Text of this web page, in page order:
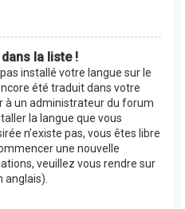
dans la liste !
installé votre langue sur le
été traduit dans votre
à un administrateur du forum
la langue que vous
n’existe pas, vous êtes libre
une nouvelle
veuillez vous rendre sur
anglais).